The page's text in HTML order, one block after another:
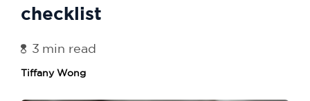
checklist
3 min read
Tiffany Wong